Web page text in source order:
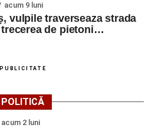
acum 9 luni
vulpile traverseaza strada
de pietoni…
PUBLICITATE
POLITICĂ
acum 2 luni